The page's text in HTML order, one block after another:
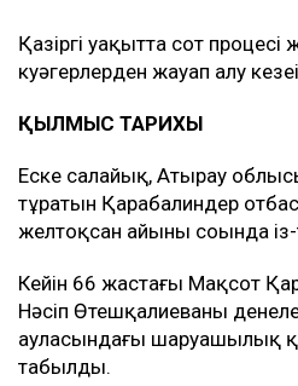
Қазіргі уақытта сот
куәгерлерден жауап алу
ҚЫЛМЫС ТАРИХЫ
Еске салайық, Атырау
тұратын Қарабалиндер
желтоқсан айының соңында
Кейін 66 жастағы Мақсот
Нәсіп Өтешқалиеваның
ауласындағы шаруашылық
табылды.